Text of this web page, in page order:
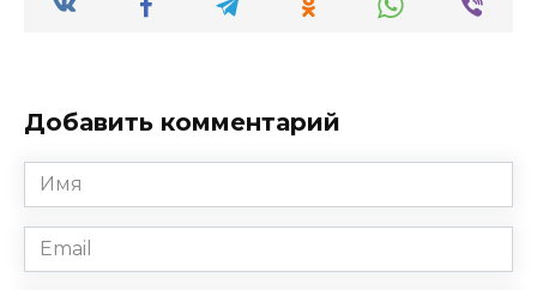
Добавить комментарий
Имя
*
Email
*